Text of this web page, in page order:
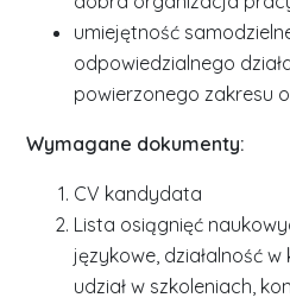
umiejętność
odpowiedzialnego
powierzonego zakresu
Wymagane dokumenty:
CV kandydata
Lista osiągnięć
językowe, działalność
udział w szkoleniach,